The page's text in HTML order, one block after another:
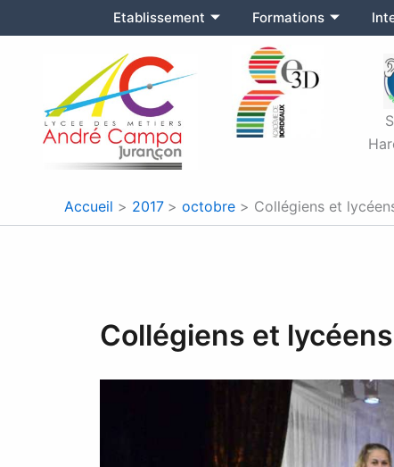
au
Etablissement Formations
Accueil 2017 octobre Collégiens et
Collégiens et